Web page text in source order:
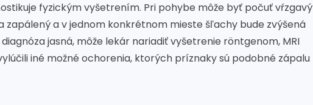
fyzickým vyšetrením. Pri pohybe môže byť počuť vŕzgavý
zapálený a v jednom konkrétnom mieste šľachy bude zvýšená
jasná, môže lekár nariadiť vyšetrenie röntgenom, MRI
iné možné ochorenia, ktorých príznaky sú podobné zápalu